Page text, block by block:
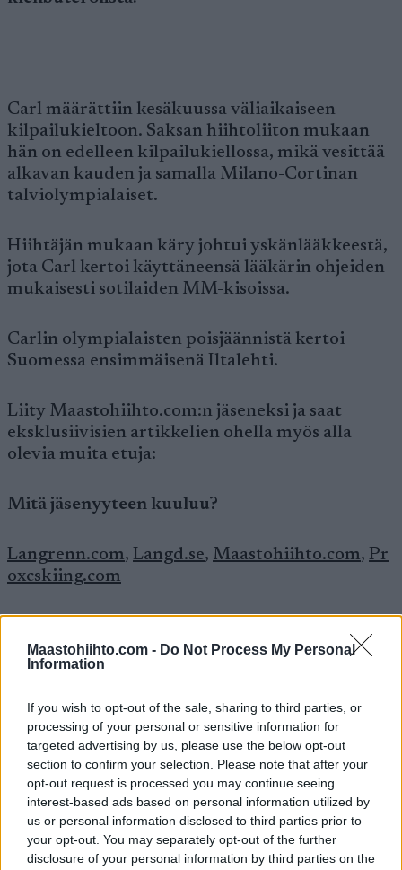
Maastohiihto.com - Do Not Process My Personal
Information
If you wish to opt-out of the sale, sharing to third parties, or
processing of your personal or sensitive information for
targeted advertising by us, please use the below opt-out
section to confirm your selection. Please note that after your
opt-out request is processed you may continue seeing
interest-based ads based on personal information utilized by
us or personal information disclosed to third parties prior to
your opt-out. You may separately opt-out of the further
disclosure of your personal information by third parties on the
Carl määrättiin kesäkuussa väliaikaiseen
kilpailukieltoon. Saksan hiihtoliiton mukaan
hän on edelleen kilpailukiellossa, mikä vesittää
alkavan kauden ja samalla Milano-Cortinan
talviolympialaiset.
Hiihtäjän mukaan käry johtui yskänlääkkeestä,
jota Carl kertoi käyttäneensä lääkärin ohjeiden
mukaisesti sotilaiden MM-kisoissa.
Carlin olympialaisten poisjäännistä kertoi
Suomessa ensimmäisenä Iltalehti.
Liity Maastohiihto.com:n jäseneksi ja saat
eksklusiivisien artikkelien ohella myös alla
olevia muita etuja:
Mitä jäsenyyteen kuuluu?
Langrenn.com, Langd.se, Maastohiihto.com, Pr
oxcskiing.com
hiihtosivustoja maissaan Norjassa, Ruotsissa ja
Suomessa. Seurannassa ovat niin
matkan hiihdonkin tapahtumat. Neljäs on
englanninkielinen sivusto, joka seuraa
maastohiihtoa ja pitkän matkan hiihtoa.
Sivustomme tarjoavat siis todellisen
hiihdonystävän olohuoneen lajien äärellä.